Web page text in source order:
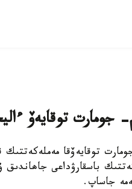
توقايەۆ
توقايەۆقا
باسقارۋداعى
جاساپ.